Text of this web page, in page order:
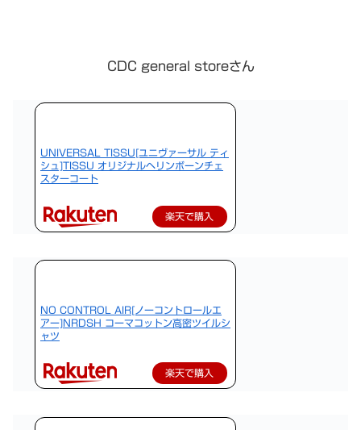
CDC general storeさん
UNIVERSAL TISSU[ユニヴァーサル ティ
シュ]TISSU オリジナルヘリンボーンチェ
スターコート
楽天で購入
NO CONTROL AIR[ノーコントロールエ
アー]NRDSH コーマコットン高密ツイルシ
ャツ
楽天で購入